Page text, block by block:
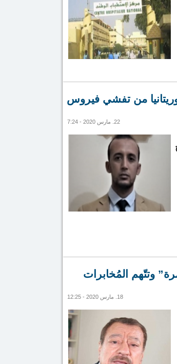
من تفشي فيروس
22. مارس 2020 - 7:24
وتتّهم المُخابرات
18. مارس 2020 - 12:25